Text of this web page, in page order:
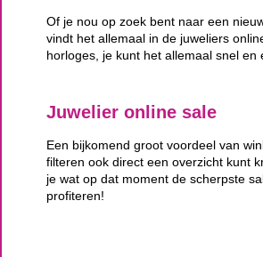
Of je nou op zoek bent naar een
vindt het allemaal in de juweliers
horloges, je kunt het allemaal snel
Juwelier online sale
Een bijkomend groot voordeel van
filteren ook direct een overzicht kunt
je wat op dat moment de scherpste
profiteren!